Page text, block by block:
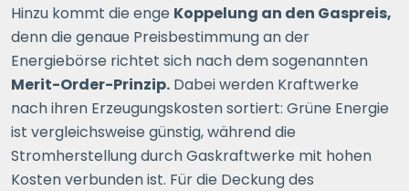
Hinzu kommt die enge Koppelung an den Gaspreis,
denn die genaue Preisbestimmung an der
Energiebörse richtet sich nach dem sogenannten
Merit-Order-Prinzip. Dabei werden Kraftwerke
nach ihren Erzeugungskosten sortiert: Grüne Energie
ist vergleichsweise günstig, während die
Stromherstellung durch Gaskraftwerke mit hohen
Kosten verbunden ist. Für die Deckung des